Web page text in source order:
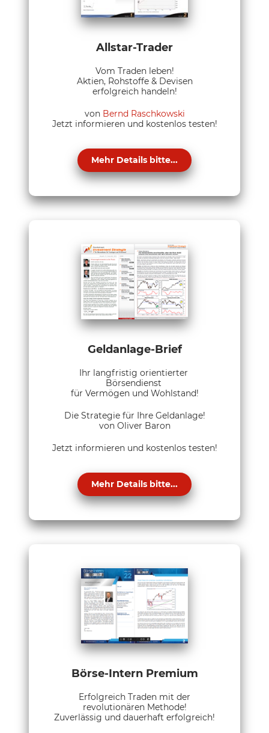
Allstar-Trader
Vom Traden leben!
Aktien, Rohstoffe & Devisen
erfolgreich handeln!
von Bernd Raschkowski
Jetzt informieren und kostenlos testen!
Mehr Details bitte...
Geldanlage-Brief
Ihr langfristig orientierter
Börsendienst
für Vermögen und Wohlstand!
Die Strategie für Ihre Geldanlage!
von Oliver Baron
Jetzt informieren und kostenlos testen!
Mehr Details bitte...
Börse-Intern Premium
Erfolgreich Traden mit der
revolutionären Methode!
Zuverlässig und dauerhaft erfolgreich!